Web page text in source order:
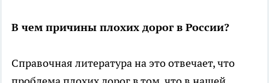
В чем причины плохих дорог в России?
Справочная литература на это отвечает, что